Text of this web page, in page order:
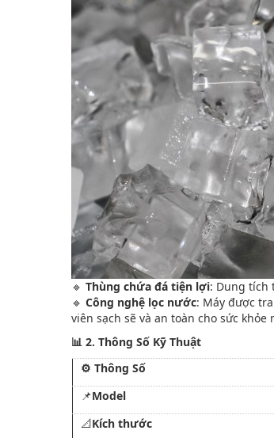
🔹Thùng chứa đá tiện lợi: Dung
🔹Công nghệ lọc nước: Máy được
viên sạch sẽ và an toàn cho sức
📊 2. Thông Số Kỹ Thuật
⚙️ Thông Số
📌Model
📐Kích thước